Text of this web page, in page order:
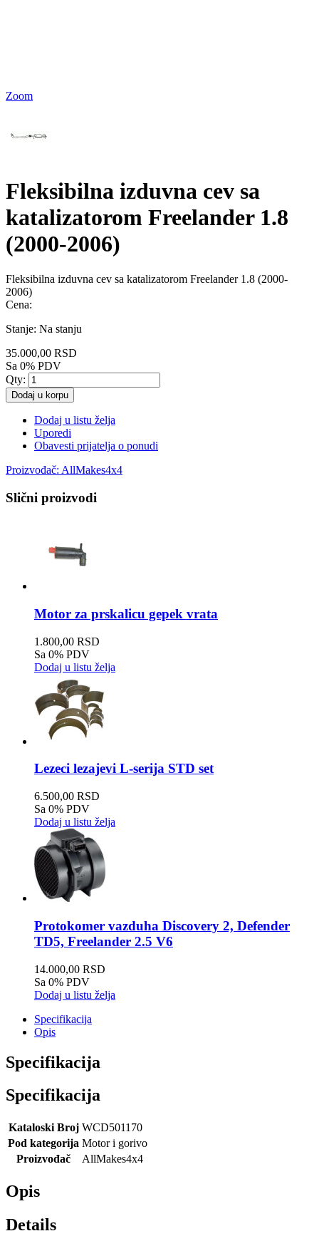
Zoom
Fleksibilna izduvna cev sa
katalizatorom Freelander 1.8
(2000-2006)
Fleksibilna izduvna cev sa katalizatorom Freelander 1.8 (2000-
2006)
Cena:
Stanje: Na stanju
35.000,00 RSD
Sa 0% PDV
Qty:
Dodaj u korpu
Dodaj u listu želja
Uporedi
Obavesti prijatelja o ponudi
Proizvođač: AllMakes4x4
Slični proizvodi
Motor za prskalicu gepek vrata
1.800,00 RSD
Sa 0% PDV
Dodaj u listu želja
Lezeci lezajevi L-serija STD set
6.500,00 RSD
Sa 0% PDV
Dodaj u listu želja
Protokomer vazduha Discovery 2, Defender
TD5, Freelander 2.5 V6
14.000,00 RSD
Sa 0% PDV
Dodaj u listu želja
Specifikacija
Opis
Specifikacija
Specifikacija
Kataloski Broj WCD501170
Pod kategorija Motor i gorivo
Proizvođač
AllMakes4x4
Opis
Details